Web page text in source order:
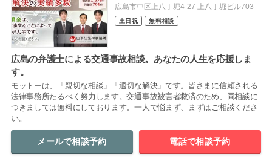
広島市中区上八丁堀4-27 上八丁堀ビル703
土日祝 無料相談
広島の弁護士による交通事故相談。あなたの人生を応援しま
す。
モットーは、「親切な相談」「適切な解決」です。皆さまに信頼される
法律事務所たるべく努力します。交通事故被害者救済のため、同相談に
つきましては無料にしております。一人で悩まず、まずはご相談くださ
い。
メールで相談予約 電話で相談予約